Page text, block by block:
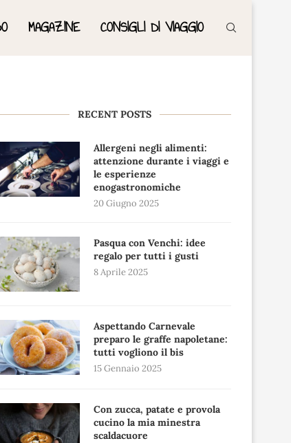
MAGAZINE CONSIGLI DI VIAGGIO
RECENT POSTS
Allergeni negli alimenti:
attenzione durante i viaggi e
le esperienze
enogastronomiche
20 Giugno 2025
Pasqua con Venchi: idee
regalo per tutti i gusti
8 Aprile 2025
Aspettando Carnevale
preparo le graffe napoletane:
tutti vogliono il bis
15 Gennaio 2025
Con zucca, patate e provola
cucino la mia minestra
scaldacuore